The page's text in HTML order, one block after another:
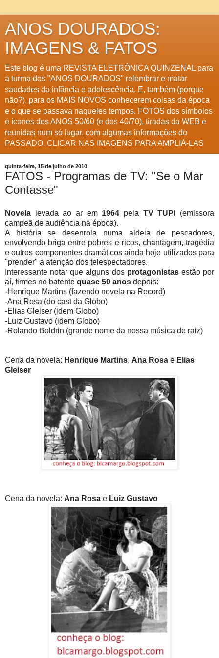
ANOS DOURADOS:
IMAGENS & FATOS
Este blog é uma REVISTA ELETRÔNICA QUINZENAL para
a turma dos "ANOS DOURADOS" relembrar e matar
saudades da infância e adolescência. E, também (porque
não?), para os MAIS NOVOS conhecerem coisas da época
e o que se passava naqueles tempos. FOTOS dos símbolos
e ícones dos ANOS 50/60 (e dos 40/70), tiradas da WEB e
reunidas num só lugar, com algumas informações do
PASSADO. CLICAR NAS IMAGENS PARA AMPLIÁ-LAS
quinta-feira, 15 de julho de 2010
FATOS - Programas de TV: "Se o Mar
Contasse"
Novela levada ao ar em 1964 pela TV TUPI
(emissora
campeã de audiência na época).
A história se desenrola numa aldeia de pescadores,
envolvendo briga entre pobres e ricos, chantagem, tragédia
e outros componentes dramáticos ainda hoje utilizados para
"prender" a atenção dos telespectadores.
Interessante notar que alguns dos protagonistasestão por
aí, firmes no batente quase 50 anos depois:
-Henrique Martins (fazendo novela na Record)
-Ana Rosa (do cast da Globo)
-Elias Gleiser (idem Globo)
-Luiz Gustavo (idem Globo)
-Rolando Boldrin (grande nome da nossa música de raiz)
Cena da novela: Henrique Martins, Ana Rosa e Elias
Gleiser
Cena da novela: Ana Rosa e Luiz Gustavo